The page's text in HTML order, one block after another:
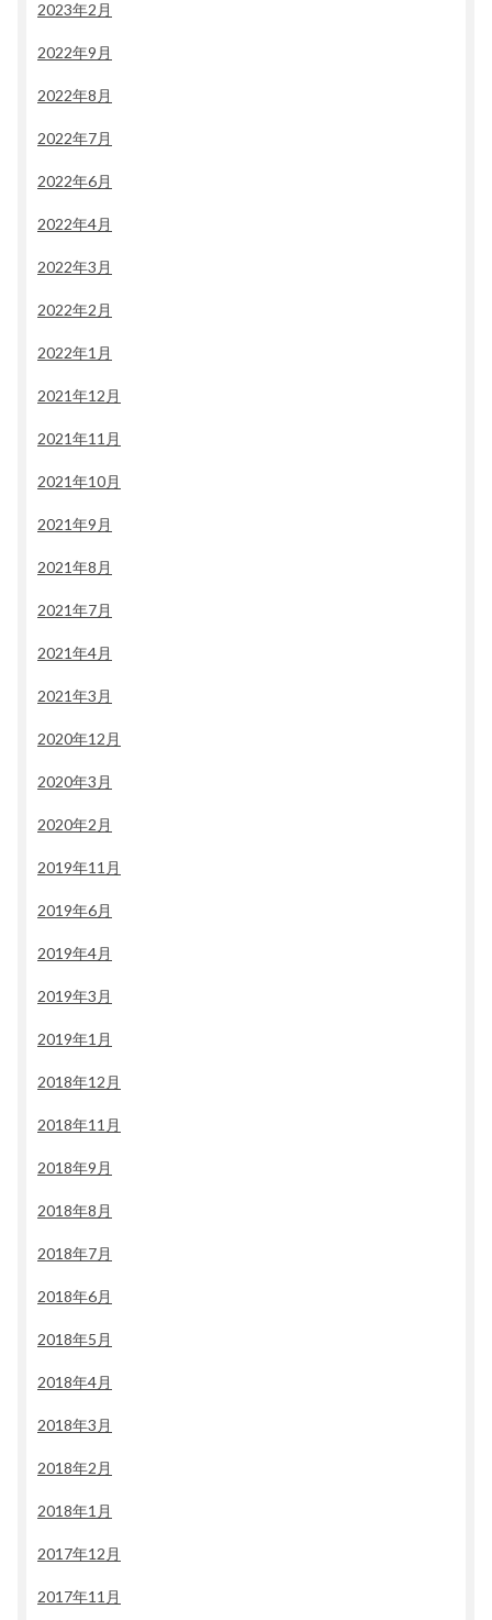
2023年2月
2022年9月
2022年8月
2022年7月
2022年6月
2022年4月
2022年3月
2022年2月
2022年1月
2021年12月
2021年11月
2021年10月
2021年9月
2021年8月
2021年7月
2021年4月
2021年3月
2020年12月
2020年3月
2020年2月
2019年11月
2019年6月
2019年4月
2019年3月
2019年1月
2018年12月
2018年11月
2018年9月
2018年8月
2018年7月
2018年6月
2018年5月
2018年4月
2018年3月
2018年2月
2018年1月
2017年12月
2017年11月